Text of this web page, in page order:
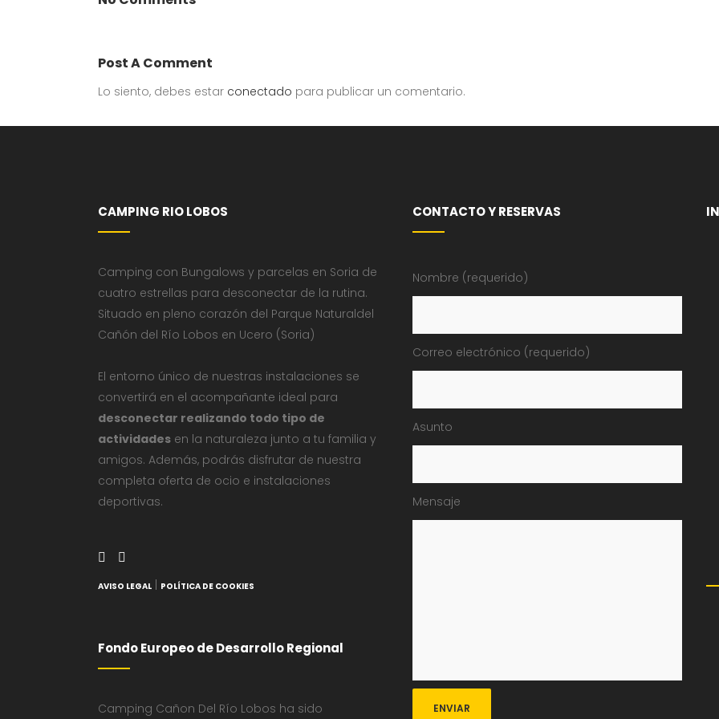
Post A Comment
Lo siento, debes estar conectado para publicar un comentario.
CAMPING RIO LOBOS
Camping con Bungalows y parcelas en Soria de
cuatro estrellas para desconectar de la rutina.
Situado en pleno corazón del Parque Naturaldel
Cañón del Río Lobos en Ucero (Soria)
El entorno único de nuestras instalaciones se
convertirá en el acompañante ideal para
desconectar realizando todo tipo de
actividades en la naturaleza junto a tu familia y
amigos. Además, podrás disfrutar de nuestra
completa oferta de ocio e instalaciones
deportivas.
AVISO LEGAL POLÍTICA DE COOKIES
Fondo Europeo de Desarrollo Regional
Camping Cañon Del Río Lobos ha sido
CONTACTO Y RESERVAS
Nombre (requerido)
Correo electrónico (requerido)
Asunto
Mensaje